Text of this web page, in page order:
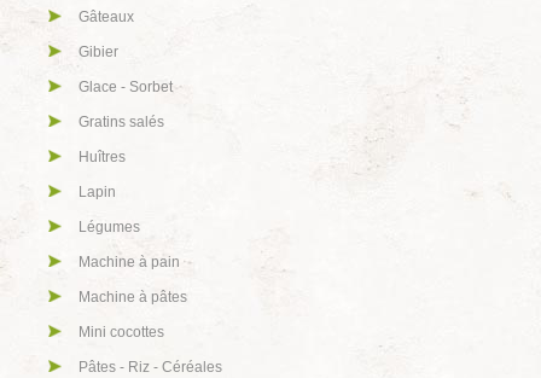
Gâteaux
Gibier
Glace - Sorbet
Gratins salés
Huîtres
Lapin
Légumes
Machine à pain
Machine à pâtes
Mini cocottes
Pâtes - Riz - Céréales